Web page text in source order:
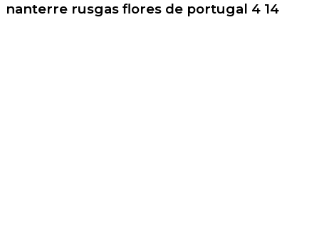
nanterre rusgas flores de portugal 4 14